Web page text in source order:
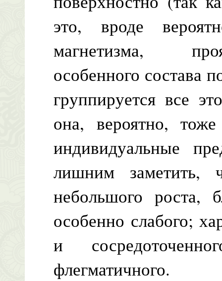
это, вроде
магнетизма,
особенного состава
группируется все
она, вероятно,
индивидуальные
лишним
небольшого роста,
особенно слабого;
и
флегматичного.